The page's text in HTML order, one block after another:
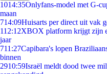
1014:35Onlyfans-model met G-
maan
714:09Huisarts per direct uit vak
112:12XBOX platform krijgt zijn
jaar
711:27Capibara's lopen
binnen
2910:59Israël meldt dood twee